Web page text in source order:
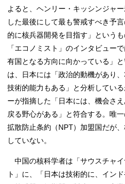
よると、ヘンリー・キッシンジャ
した最後にして最も警戒すべき予
的に核兵器開発を目指す」という
「エコノミスト」のインタビュー
有国となる方向に向かっている」
は、日本には「政治的動機があり
技術的能力もある」と分析してい
ーが指摘した「日本には、機会さ
戻る野心がある」と符合する。唯
拡散防止条約（NPT）加盟国だが
していない。
中国の核科学者は「サウスチャ
ト」に、「日本は技術的に、イン